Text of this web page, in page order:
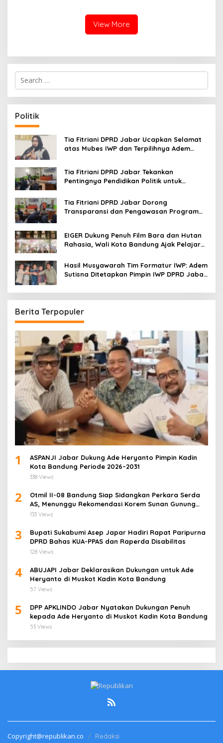
View More
S
r
c
h
f
o
:
Politik
Tia Fitriani DPRD Jabar Ucapkan Selamat
atas Mubes IWP dan Terpilihnya Adem
Tia Fitriani DPRD Jabar Tekankan
Pentingnya Pendidikan Politik untuk
Bandung
Tia Fitriani DPRD Jabar Dorong
Transparansi dan Pengawasan Program
EIGER Dukung Penuh Film Bara dan Hutan
Rahasia, Wali Kota Bandung Ajak Pelajar
Hasil Musyawarah Tim Formatur IWP: Adem
Sutisna Ditetapkan Pimpin IWP DPRD Jabar
Berita Terpopuler
1
ASPANJI Jabar Dukung Ade Heryanto Pimpin Kadin
Kota Bandung Periode 2026–2031
338 Views
2
Otmil II-08 Bandung Siap Sidangkan Perkara Serda
AS, Menunggu Rekomendasi Korem Sunan Gunung
Jati Cirebon
133 Views
3
Bupati Sukabumi Asep Japar Hadiri Rapat Paripurna
DPRD Bahas KUA-PPAS dan Raperda Disabilitas
128 Views
4
ABUJAPI Jabar Deklarasikan Dukungan untuk Ade
Heryanto di Muskot Kadin Kota Bandung
57 Views
5
DPP APKLINDO Jabar Nyatakan Dukungan Penuh
kepada Ade Heryanto di Muskot Kadin Kota Bandung
53 Views
Copyright@republikan.co Redaksi